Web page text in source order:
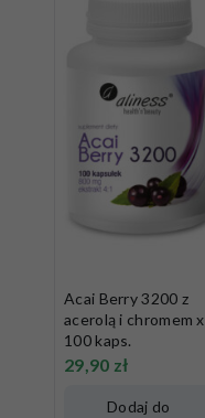
Acai Berry 3200 z
acerolą i chromem x
100 kaps.
29,90 zł
Dodaj do